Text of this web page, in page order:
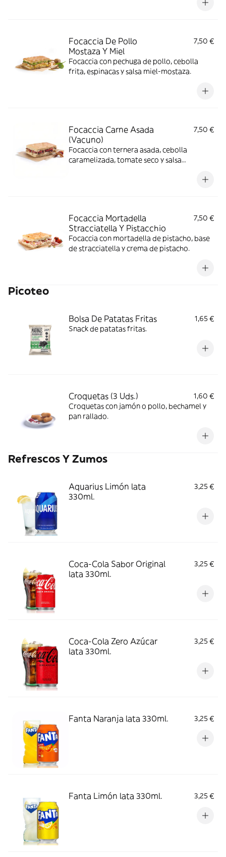
Focaccia De Pollo
Mostaza Y Miel
7,50 €
Focaccia con pechuga de pollo, cebolla
frita, espinacas y salsa miel-mostaza.
Focaccia Carne Asada
(Vacuno)
7,50 €
Focaccia con ternera asada, cebolla
caramelizada, tomate seco y salsa
Focaccia Mortadella
Stracciatella Y Pistacchio
7,50 €
Focaccia con mortadella de pistacho, base
de stracciatella y crema de pistacho.
Picoteo
Bolsa De Patatas Fritas
1,65 €
Snack de patatas fritas.
Croquetas (3 Uds.)
1,60 €
Croquetas con jamón o pollo, bechamel y
pan rallado.
Refrescos Y Zumos
Aquarius Limón lata
330ml.
3,25 €
Coca-Cola Sabor Original
lata 330ml.
3,25 €
Coca-Cola Zero Azúcar
lata 330ml.
3,25 €
Fanta Naranja lata 330ml. 3,25 €
Fanta Limón lata 330ml. 3,25 €